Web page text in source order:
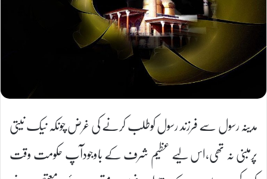
مدینہ رسول سے فرزند رسول کوطلب کرنے کی غرض چونکہ نیک نیتی
پرمبنی نہ تھی،اس لیے عظیم شرف کے باوجودآپ حکومت وقت